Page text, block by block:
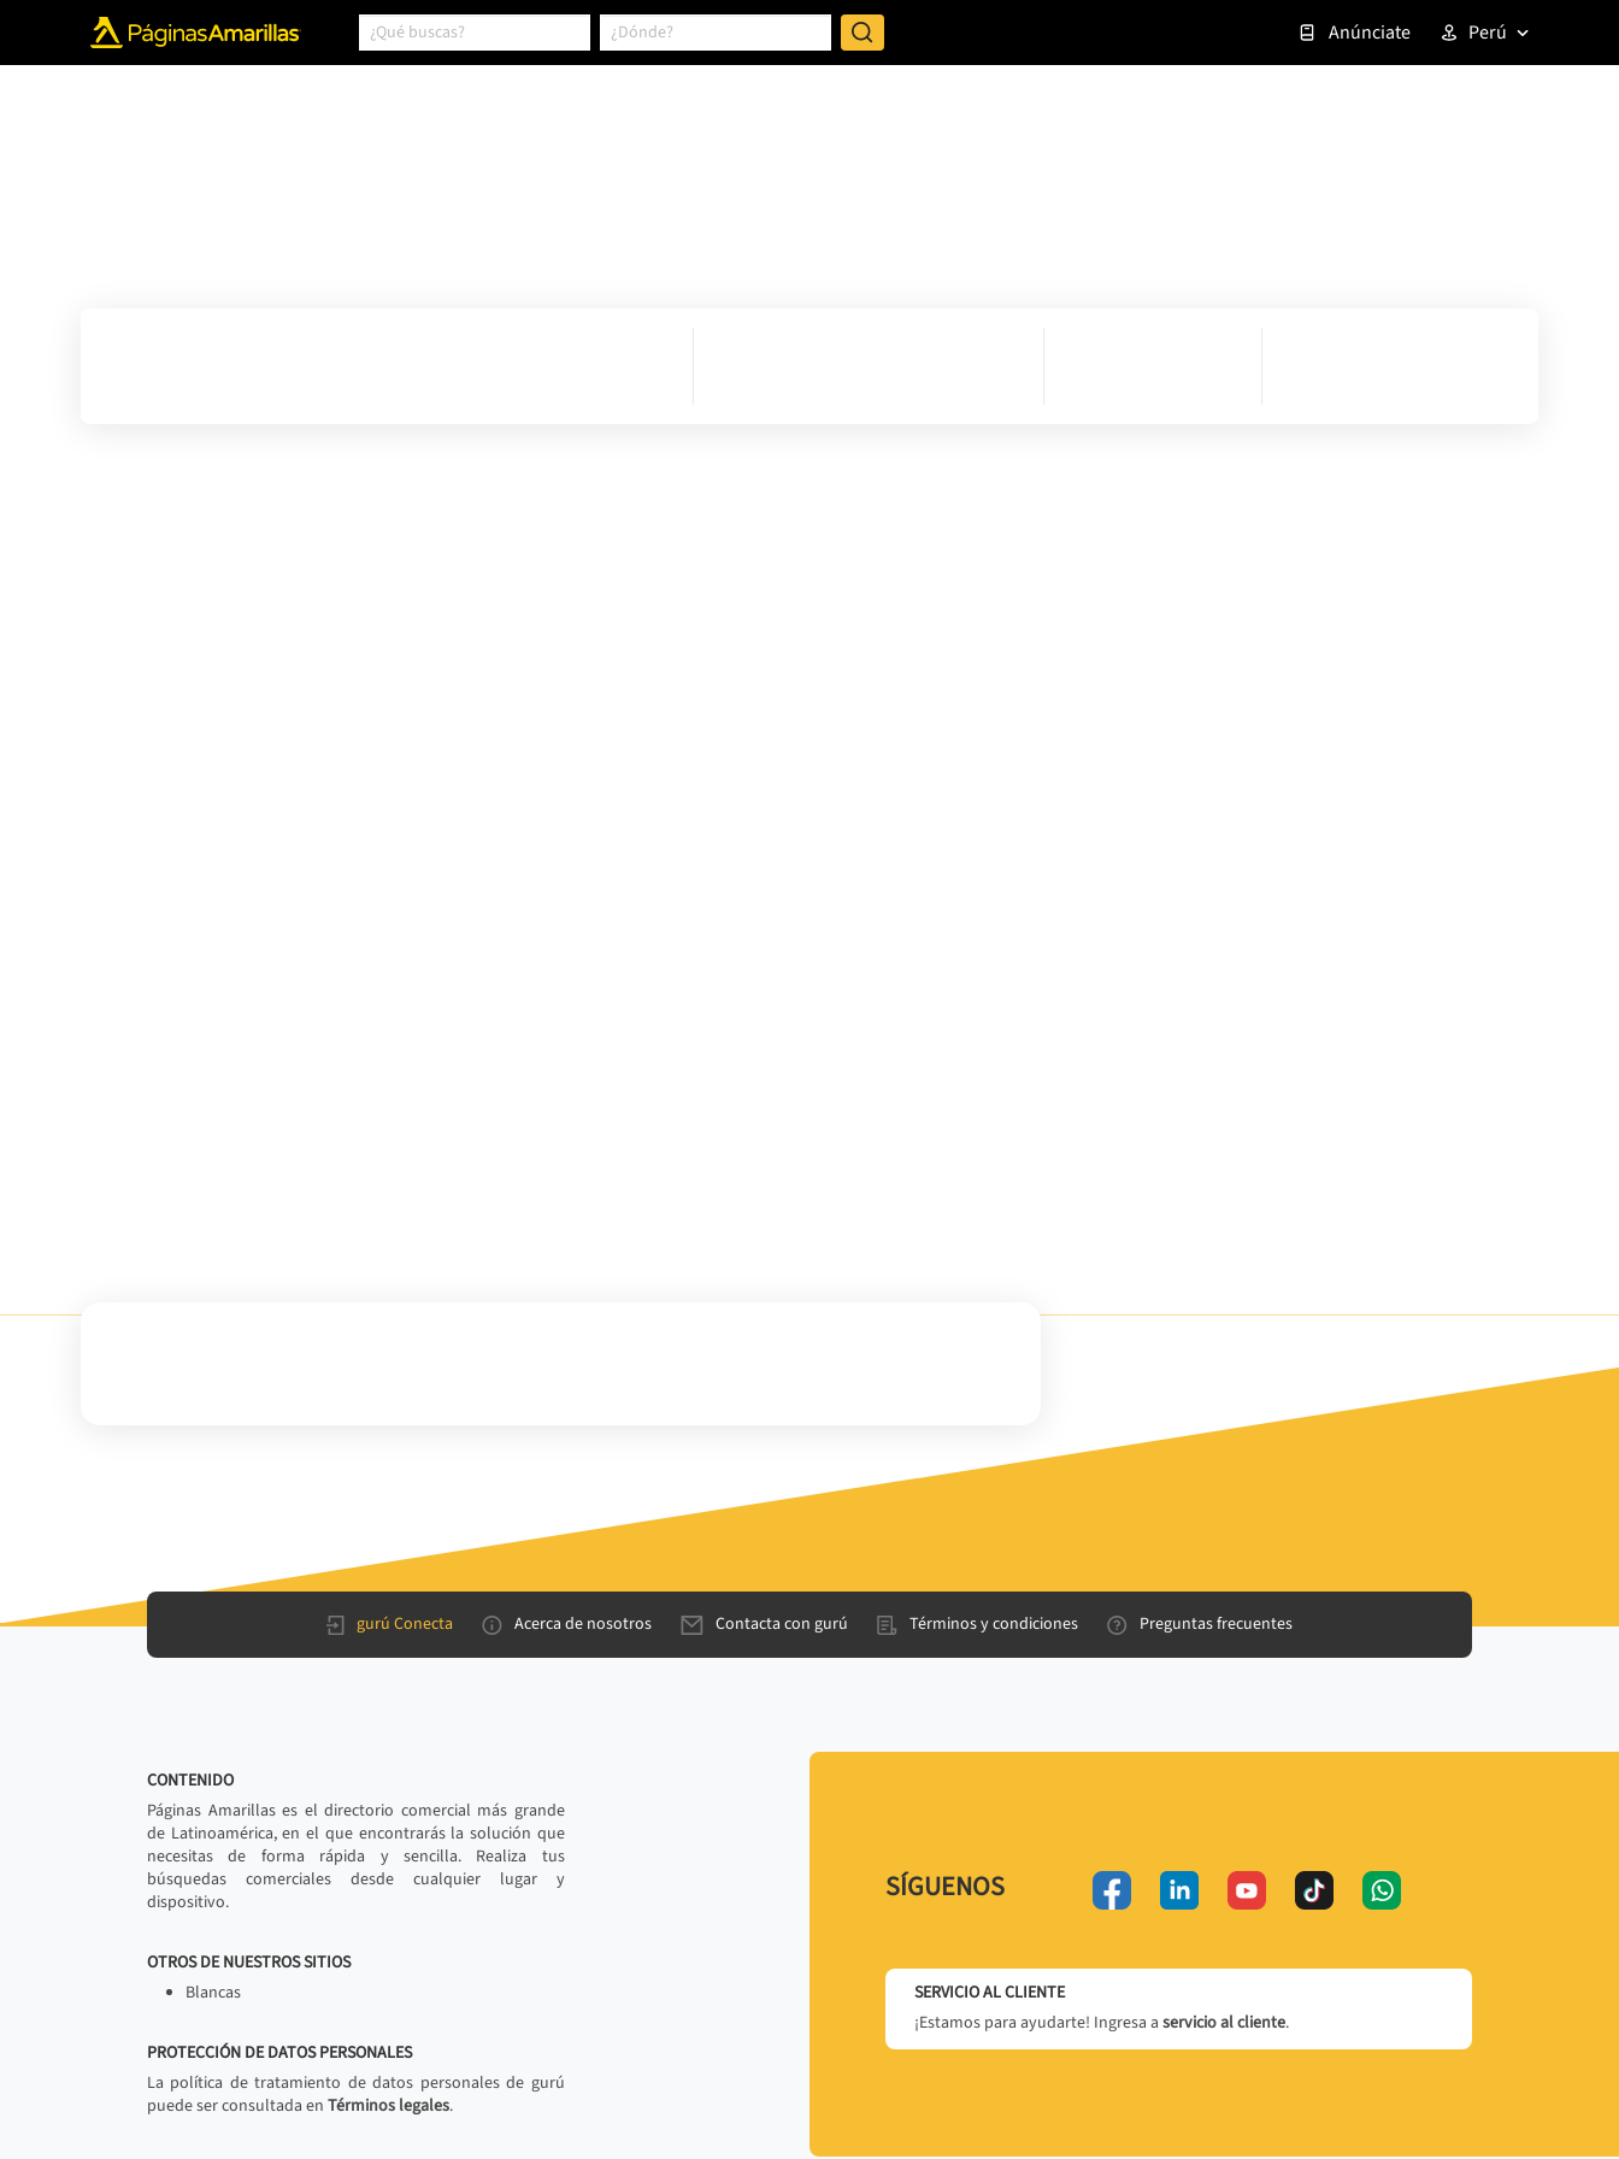
Anúnciate Perú
gurú Conecta Acerca de nosotros Contacta con gurú Términos y condiciones Preguntas frecuentes
CONTENIDO
Páginas Amarillas es el directorio comercial más grande
de Latinoamérica, en el que encontrarás la solución que
necesitas de forma rápida y sencilla. Realiza tus
búsquedas comerciales desde cualquier lugar y
dispositivo.
OTROS DE NUESTROS SITIOS
Blancas
PROTECCIÓN DE DATOS PERSONALES
La política de tratamiento de datos personales de gurú
puede ser consultada en Términos legales.
SÍGUENOS
SERVICIO AL CLIENTE
¡Estamos para ayudarte! Ingresa a servicio al cliente.